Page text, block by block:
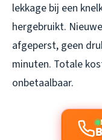
lekkage bij een
hergebruikt.
afgeperst, geen
minuten. Totale
onbetaalbaar.